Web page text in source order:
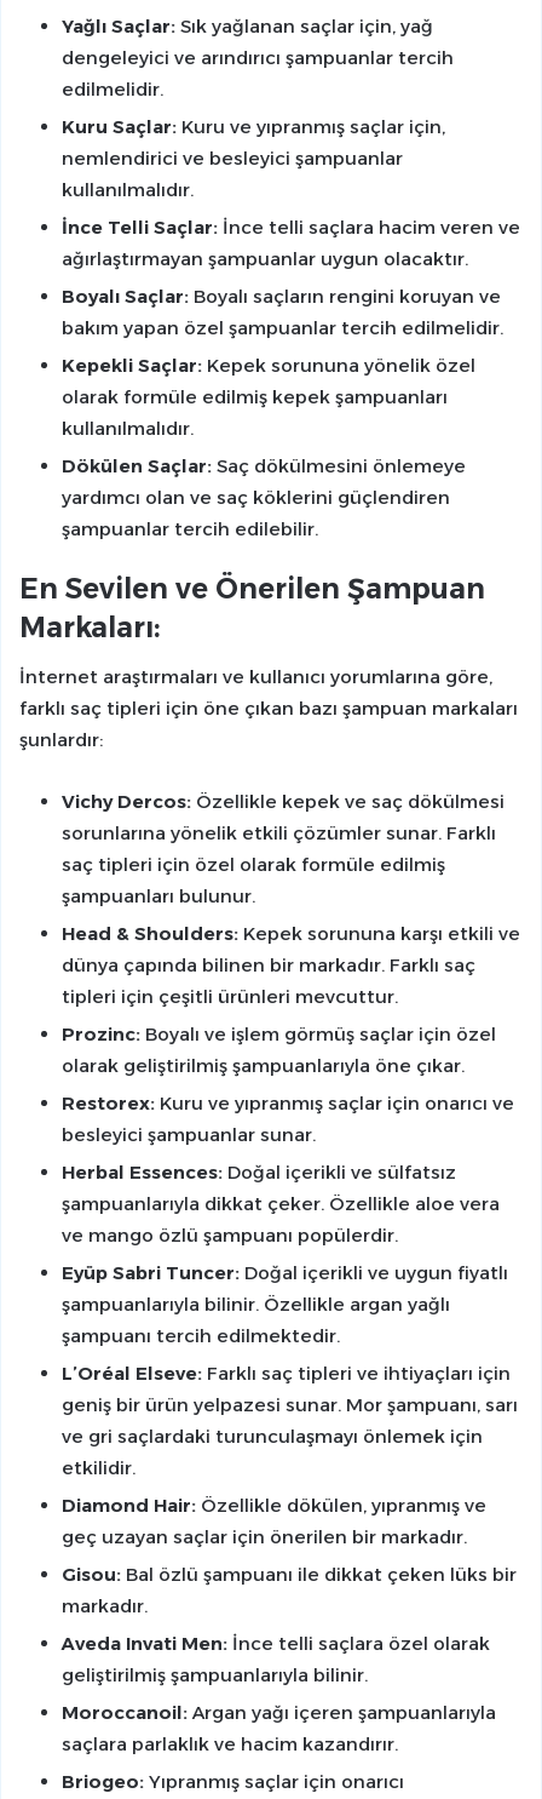
Yağlı Saçlar: Sık yağlanan saçlar için, yağ
dengeleyici ve arındırıcı şampuanlar tercih
edilmelidir.
Kuru Saçlar: Kuru ve yıpranmış saçlar için,
nemlendirici ve besleyici şampuanlar
kullanılmalıdır.
İnce Telli Saçlar: İnce telli saçlara hacim veren ve
ağırlaştırmayan şampuanlar uygun olacaktır.
Boyalı Saçlar: Boyalı saçların rengini koruyan ve
bakım yapan özel şampuanlar tercih edilmelidir.
Kepekli Saçlar: Kepek sorununa yönelik özel
olarak formüle edilmiş kepek şampuanları
kullanılmalıdır.
Dökülen Saçlar: Saç dökülmesini önlemeye
yardımcı olan ve saç köklerini güçlendiren
şampuanlar tercih edilebilir.
En Sevilen ve Önerilen Şampuan
Markaları:
İnternet araştırmaları ve kullanıcı yorumlarına göre,
farklı saç tipleri için öne çıkan bazı şampuan markaları
şunlardır:
Vichy Dercos: Özellikle kepek ve saç dökülmesi
sorunlarına yönelik etkili çözümler sunar. Farklı
saç tipleri için özel olarak formüle edilmiş
şampuanları bulunur.
Head & Shoulders: Kepek sorununa karşı etkili ve
dünya çapında bilinen bir markadır. Farklı saç
tipleri için çeşitli ürünleri mevcuttur.
Prozinc: Boyalı ve işlem görmüş saçlar için özel
olarak geliştirilmiş şampuanlarıyla öne çıkar.
Restorex: Kuru ve yıpranmış saçlar için onarıcı ve
besleyici şampuanlar sunar.
Herbal Essences: Doğal içerikli ve sülfatsız
şampuanlarıyla dikkat çeker. Özellikle aloe vera
ve mango özlü şampuanı popülerdir.
Eyüp Sabri Tuncer: Doğal içerikli ve uygun fiyatlı
şampuanlarıyla bilinir. Özellikle argan yağlı
şampuanı tercih edilmektedir.
L’Oréal Elseve: Farklı saç tipleri ve ihtiyaçları için
geniş bir ürün yelpazesi sunar. Mor şampuanı, sarı
ve gri saçlardaki turunculaşmayı önlemek için
etkilidir.
Diamond Hair: Özellikle dökülen, yıpranmış ve
geç uzayan saçlar için önerilen bir markadır.
Gisou: Bal özlü şampuanı ile dikkat çeken lüks bir
markadır.
Aveda Invati Men: İnce telli saçlara özel olarak
geliştirilmiş şampuanlarıyla bilinir.
Moroccanoil: Argan yağı içeren şampuanlarıyla
saçlara parlaklık ve hacim kazandırır.
Briogeo: Yıpranmış saçlar için onarıcı